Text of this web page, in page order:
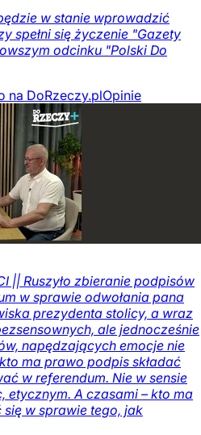
w stanie wprowadzić
spełni się życzenie "Gazety
odcinku "Polski Do
na DoRzeczy.plOpinie
|| Ruszyło zbieranie podpisów
w sprawie odwołania pana
prezydenta stolicy, a wraz
ale jednocześnie
napędzających emocje nie
ma prawo podpis składać
w referendum. Nie w sensie
etycznym. A czasami – kto ma
w sprawie tego, jak